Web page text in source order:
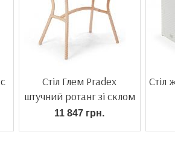
Стіл Глем Pradex
штучний ротанг зі склом
11 847 грн.
Стіл